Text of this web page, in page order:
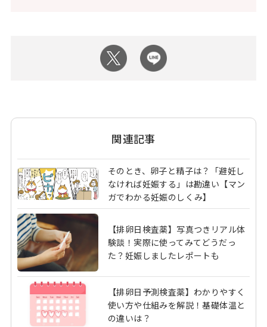
関連記事
そのとき、卵子と精子は？「避妊し
なければ妊娠する」は勘違い【マン
ガでわかる妊娠のしくみ】
【排卵日検査薬】写真つきリアル体
験談！実際に使ってみてどうだっ
た？妊娠しましたレポートも
【排卵日予測検査薬】わかりやすく
使い方や仕組みを解説！基礎体温と
の違いは？